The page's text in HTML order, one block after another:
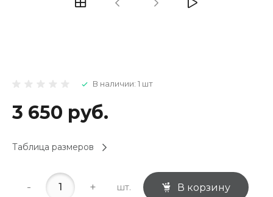
В наличии: 1 шт
3 650 руб.
Таблица размеров
- + шт. В корзину